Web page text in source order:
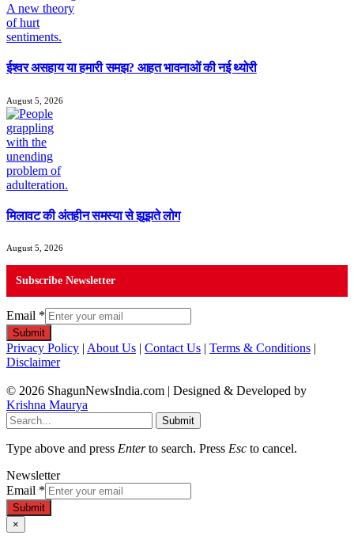
ईश्वर असहाय या हमारी समझ? आहत भावनाओं की नई थ्योरी
August 5, 2026
मिलावट की अंतहीन समस्या से झूझते लोग
August 5, 2026
Subscribe Newsletter
Email *
Submit
Privacy Policy | About Us | Contact Us | Terms & Conditions |
Disclaimer
© 2026 ShagunNewsIndia.com | Designed & Developed by
Krishna Maurya
Submit
Type above and press Enterto search. Press Esc to cancel.
Newsletter
Email *
Submit
×